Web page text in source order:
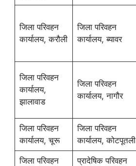
जिला परिवहन
कार्यालय, करौली
जिला परिवहन
कार्यालय, ब्यावर
जिला परिवहन
कार्यालय,
झालावाड
जिला परिवहन
कार्यालय, नागौर
जिला परिवहन
कार्यालय, चूरू
जिला परिवहन
कार्यालय, कोटपूतली
जिला परिवहन
प्रादेषिक परिवहन